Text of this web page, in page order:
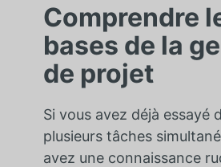
Comprendre
bases de la
de projet
Si vous avez déjà essayé
plusieurs tâches
avez une connaissance